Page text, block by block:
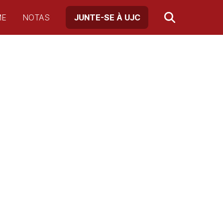
NOTAS JUNTE-SE À UJC